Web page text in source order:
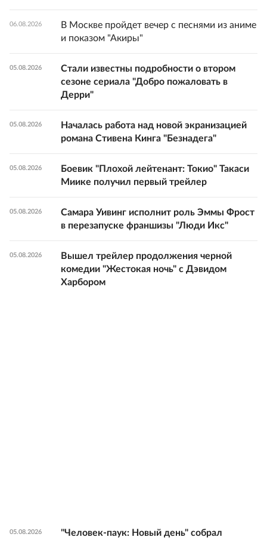
06.08.2026
В Москве пройдет вечер с песнями из аниме
и показом "Акиры"
05.08.2026
Стали известны подробности о втором
сезоне сериала "Добро пожаловать в
Дерри"
05.08.2026
Началась работа над новой экранизацией
романа Стивена Кинга "Безнадега"
05.08.2026
Боевик "Плохой лейтенант: Токио" Такаси
Миике получил первый трейлер
05.08.2026
Самара Уивинг исполнит роль Эммы Фрост
в перезапуске франшизы "Люди Икс"
05.08.2026
Вышел трейлер продолжения черной
комедии "Жестокая ночь" с Дэвидом
Харбором
05.08.2026
"Человек-паук: Новый день" собрал